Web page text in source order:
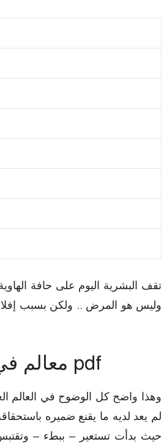
تقف البشرية اليوم على حافة
وليس هو المرض .. ولكن بسبب
Milestones PDF – معالم في الطريق pdf
وهذا واضح كل الوضوح في العالم
لم يعد لديه ما يقنع ضميره
حيث بدأت تستعير – ببطء –